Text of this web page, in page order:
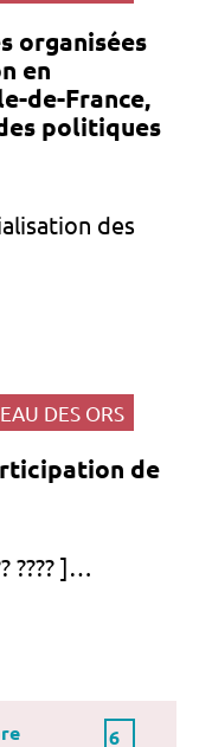
organisées
en
de-France,
politiques
des
DES ORS
de
???? ]…